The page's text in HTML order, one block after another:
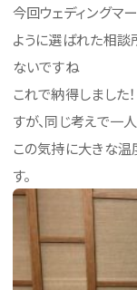
今回ウェディングマ
ように選ばれた相談
ないですね
これで納得しました
すが、同じ考えで一
この気持に大きな温
す。